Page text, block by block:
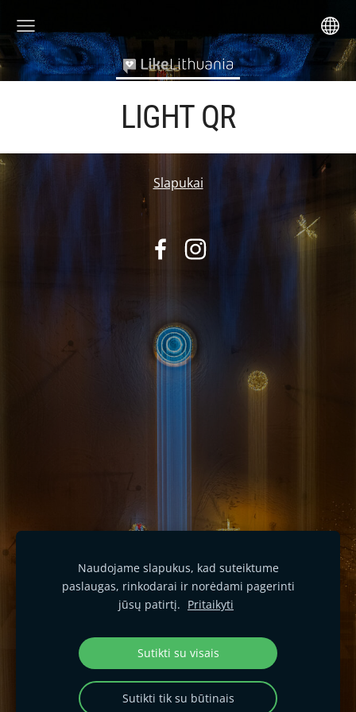
LIGHT QR
Slapukai
Naudojame slapukus, kad suteiktume
paslaugas, rinkodarai ir norėdami pagerinti
jūsų patirtį. Pritaikyti
Sutikti su visais
Sutikti tik su būtinais